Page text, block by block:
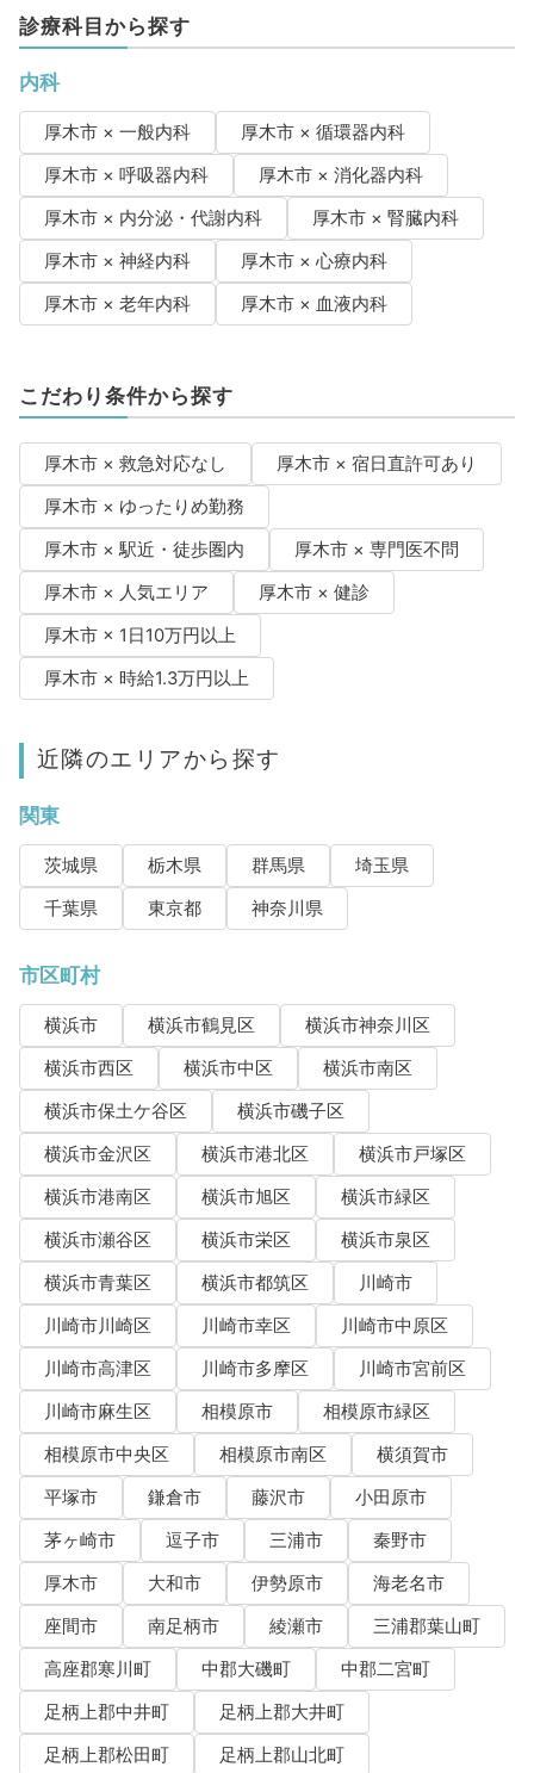
診療科目から探す
内科
厚木市 × 一般内科
厚木市 × 循環器内科
厚木市 × 呼吸器内科
厚木市 × 消化器内科
厚木市 × 内分泌・代謝内科
厚木市 × 腎臓内科
厚木市 × 神経内科
厚木市 × 心療内科
厚木市 × 老年内科
厚木市 × 血液内科
こだわり条件から探す
厚木市 × 救急対応なし
厚木市 × 宿日直許可あり
厚木市 × ゆったりめ勤務
厚木市 × 駅近・徒歩圏内
厚木市 × 専門医不問
厚木市 × 人気エリア
厚木市 × 健診
厚木市 × 1日10万円以上
厚木市 × 時給1.3万円以上
近隣のエリアから探す
関東
茨城県 栃木県 群馬県
埼玉県
千葉県
東京都 神奈川県
市区町村
横浜市 横浜市鶴見区
横浜市神奈川区
横浜市西区
横浜市中区
横浜市南区
横浜市保土ケ谷区
横浜市磯子区
横浜市金沢区
横浜市港北区
横浜市戸塚区
横浜市港南区
横浜市旭区
横浜市緑区
横浜市瀬谷区
横浜市栄区
横浜市泉区
横浜市青葉区
横浜市都筑区
川崎市
川崎市川崎区
川崎市幸区
川崎市中原区
川崎市高津区
川崎市多摩区
川崎市宮前区
川崎市麻生区
相模原市
相模原市緑区
相模原市中央区
相模原市南区
横須賀市
平塚市
鎌倉市 藤沢市
小田原市
茅ヶ崎市
逗子市 三浦市
秦野市
厚木市
大和市 伊勢原市
海老名市
座間市
南足柄市 綾瀬市
三浦郡葉山町
高座郡寒川町
中郡大磯町
中郡二宮町
足柄上郡中井町
足柄上郡大井町
足柄上郡松田町
足柄上郡山北町